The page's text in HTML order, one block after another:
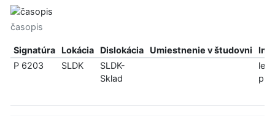
časopis
Signatúra Lokácia Dislokácia Umiestnenie v študovni
Info
P 6203
SLDK
SLDK-
Sklad
len